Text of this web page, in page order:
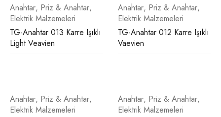
Anahtar, Priz & Anahtar,
Elektrik Malzemeleri
TG-Anahtar 013 Karre Işıklı
Light Veavien
Anahtar, Priz & Anahtar,
Elektrik Malzemeleri
TG-Anahtar 012 Karre Işıklı
Vaevien
Anahtar, Priz & Anahtar,
Elektrik Malzemeleri
Anahtar, Priz & Anahtar,
Elektrik Malzemeleri